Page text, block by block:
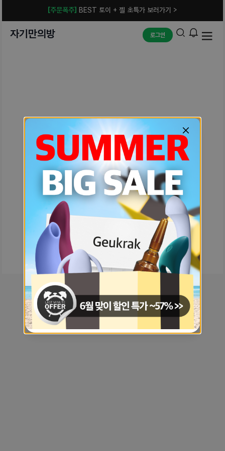
[주문폭주] BEST 토이 + 젤 초특가 보러가기 >
자기만의방 로그인
예상치 못한 에러입니다.